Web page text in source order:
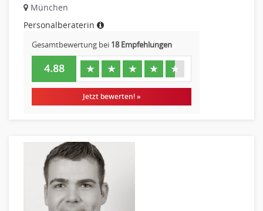
Beschaffungslogistik
Disposition
Einkauf
Logistik
Entsorgungslogistik
Fuhrparkmanagement
Lagerlogistik
Produktionslogistik
Einkauf, Materialwirtschaft & Logistik Prozessmanagement
Supply-Chain-Management
Anlagenbuchhaltung
München
Personalberaterin
Gesamtbewertung bei 18 Empfehlungen
4.88 ★ ★ ★ ★ ★
Jetzt bewerten! »